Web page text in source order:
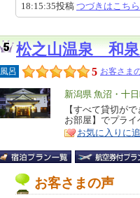
18:15:35投稿 つづきはこちら
松之山温泉 和
風呂 5 お客さま
エ
リ
ア
新潟県 魚沼・十
特
徴
【すべて貸切が
お部屋】でプラ
お気に入りに
お客さまの声